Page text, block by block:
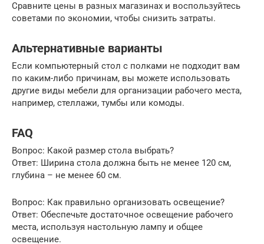
Сравните цены в разных магазинах и воспользуйтесь
советами по экономии, чтобы снизить затраты.
Альтернативные варианты
Если компьютерный стол с полками не подходит вам
по каким-либо причинам, вы можете использовать
другие виды мебели для организации рабочего места,
например, стеллажи, тумбы или комоды.
FAQ
Вопрос: Какой размер стола выбрать?
Ответ: Ширина стола должна быть не менее 120 см,
глубина – не менее 60 см.
Вопрос: Как правильно организовать освещение?
Ответ: Обеспечьте достаточное освещение рабочего
места, используя настольную лампу и общее
освещение.